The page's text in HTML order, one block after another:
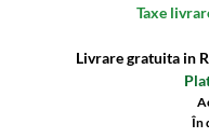
Taxe
Livrare gratuita in
În